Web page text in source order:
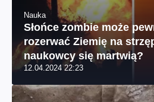
Nauka
Słońce zombie może
rozerwać Ziemię na
naukowcy się martwią?
12.04.2024 22:23